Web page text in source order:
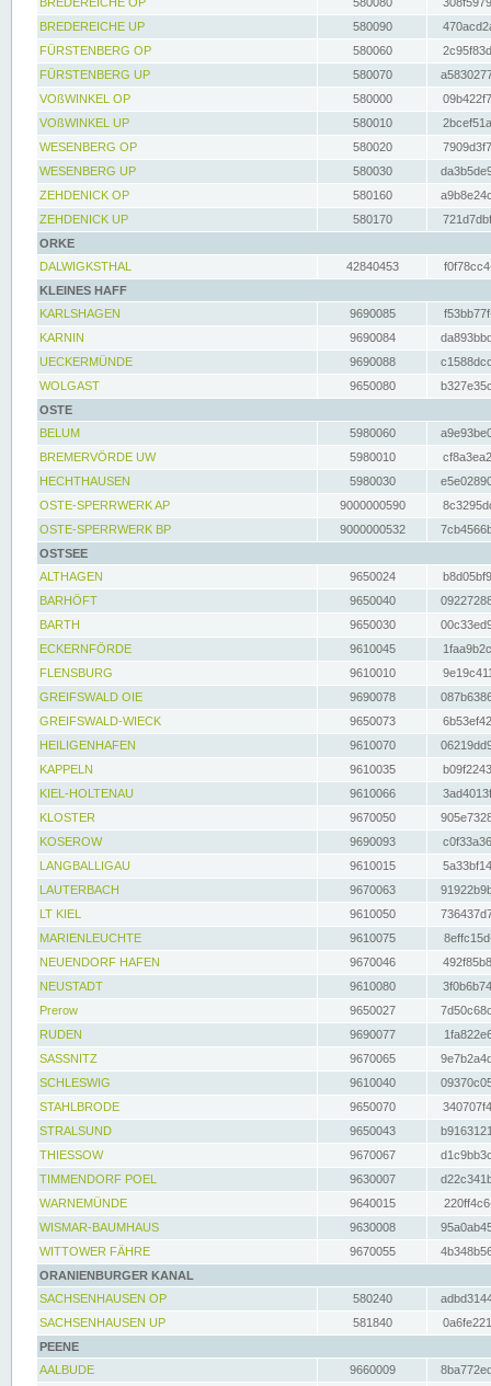
BREDEREICHE UP
580090
FÜRSTENBERG OP
580060
FÜRSTENBERG UP
580070
VOßWINKEL OP
580000
VOßWINKEL UP
580010
WESENBERG OP
580020
WESENBERG UP
580030
ZEHDENICK OP
580160
ZEHDENICK UP
580170
ORKE
DALWIGKSTHAL
42840453
KLEINES HAFF
KARLSHAGEN
9690085
KARNIN
9690084
UECKERMÜNDE
9690088
WOLGAST
9650080
OSTE
BELUM
5980060
BREMERVÖRDE UW
5980010
HECHTHAUSEN
5980030
OSTE-SPERRWERK AP
9000000590
OSTE-SPERRWERK BP
9000000532
OSTSEE
ALTHAGEN
9650024
BARHÖFT
9650040
BARTH
9650030
ECKERNFÖRDE
9610045
FLENSBURG
9610010
GREIFSWALD OIE
9690078
GREIFSWALD-WIECK
9650073
HEILIGENHAFEN
9610070
KAPPELN
9610035
KIEL-HOLTENAU
9610066
KLOSTER
9670050
KOSEROW
9690093
LANGBALLIGAU
9610015
LAUTERBACH
9670063
LT KIEL
9610050
MARIENLEUCHTE
9610075
NEUENDORF HAFEN
9670046
NEUSTADT
9610080
Prerow
9650027
RUDEN
9690077
SASSNITZ
9670065
SCHLESWIG
9610040
STAHLBRODE
9650070
STRALSUND
9650043
THIESSOW
9670067
TIMMENDORF POEL
9630007
WARNEMÜNDE
9640015
WISMAR-BAUMHAUS
9630008
WITTOWER FÄHRE
9670055
ORANIENBURGER KANAL
SACHSENHAUSEN OP
580240
SACHSENHAUSEN UP
581840
PEENE
AALBUDE
9660009